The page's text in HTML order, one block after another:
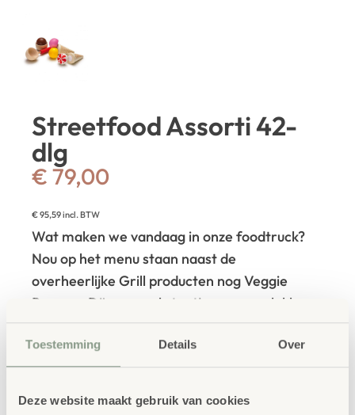
Toestemming Details Over
Deze website maakt gebruik van cookies
Streetfood Assorti 42-
dlg
€ 79,00
€95,59incl. BTW
Wat maken we vandaag in onze foodtruck?
Nou op het menu staan naast de
overheerlijke Grill producten nog Veggie
Burgers, Döner en als toetje mag een lekker
ijsje niet ontbreken – Lets have a
party!Duurzaam FSC hout – Made in
Germany!